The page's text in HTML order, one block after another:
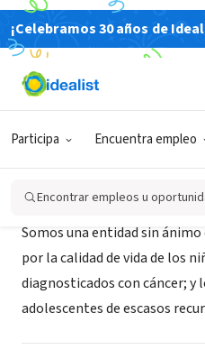
¡Celebramos 30 años de
Participa Encuentra empleo
Encontrar empleos u
ORGANIZACIÓN SIN FIN DE
FUNDACION
Somos una entidad sin
por la calidad de vida de los
diagnosticados con cáncer; y
adolescentes de escasos